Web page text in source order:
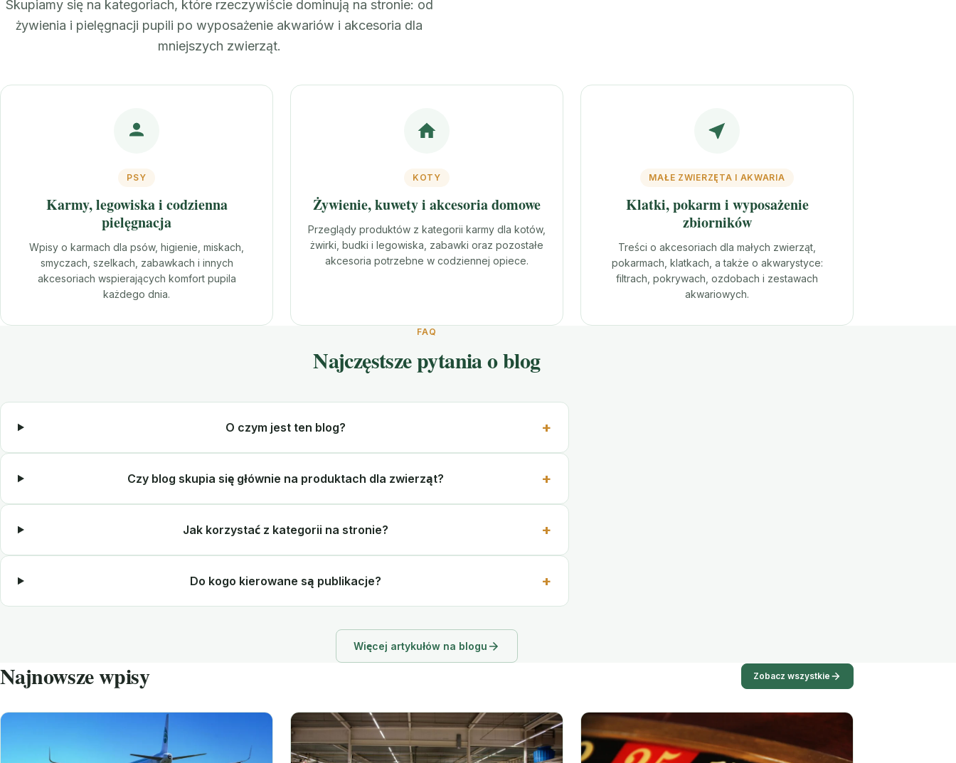
Skupiamy się na kategoriach, które rzeczywiście dominują na stronie: od
żywienia i pielęgnacji pupili po wyposażenie akwariów i akcesoria dla
mniejszych zwierząt.
PSY
Karmy, legowiska i codzienna
pielęgnacja
Wpisy o karmach dla psów, higienie, miskach,
smyczach, szelkach, zabawkach i innych
akcesoriach wspierających komfort pupila
każdego dnia.
KOTY
Żywienie, kuwety i akcesoria domowe
Przeglądy produktów z kategorii karmy dla kotów,
żwirki, budki i legowiska, zabawki oraz pozostałe
akcesoria potrzebne w codziennej opiece.
MAŁE ZWIERZĘTA I AKWARIA
Klatki, pokarm i wyposażenie
zbiorników
Treści o akcesoriach dla małych zwierząt,
pokarmach, klatkach, a także o akwarystyce:
filtrach, pokrywach, ozdobach i zestawach
akwariowych.
FAQ
Najczęstsze pytania o blog
O czym jest ten blog?
Czy blog skupia się głównie na produktach dla zwierząt?
Jak korzystać z kategorii na stronie?
Do kogo kierowane są publikacje?
Więcej artykułów na blogu
Najnowsze wpisy Zobacz wszystkie